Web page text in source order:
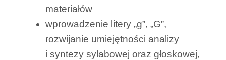
materiałów
wprowadzenie litery „g”, „G”,
rozwijanie umiejętności analizy
i syntezy sylabowej oraz głoskowej,